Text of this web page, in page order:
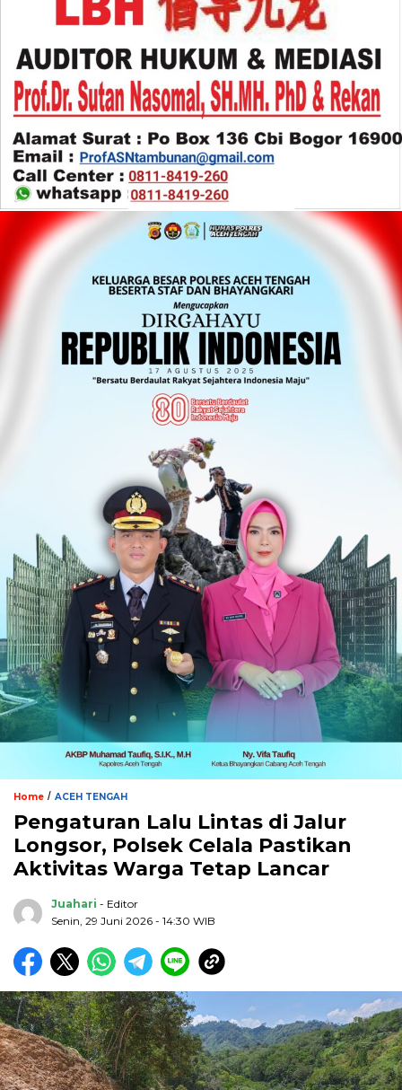
Home / ACEH TENGAH
Pengaturan Lalu Lintas di Jalur
Longsor, Polsek Celala Pastikan
Aktivitas Warga Tetap Lancar
Juahari - Editor
Senin, 29 Juni 2026 - 14:30 WIB